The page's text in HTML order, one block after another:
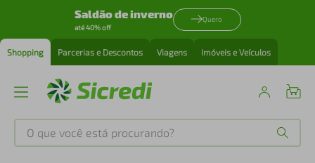
Saldão de inverno
até 40% off
Quero
Shopping Parcerias e Descontos Viagens Imóveis e Veículos
O que você está procurando?